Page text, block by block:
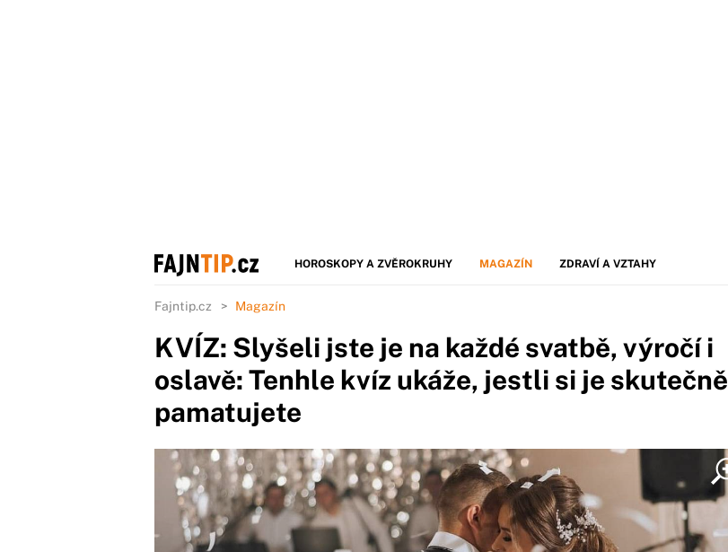
HOROSKOPY A ZVĚROKRUHY MAGAZÍN ZDRAVÍ A VZTAHY
Fajntip.cz Magazín
KVÍZ: Slyšeli jste je na každé svatbě, výročí i
oslavě: Tenhle kvíz ukáže, jestli si je skutečně
pamatujete